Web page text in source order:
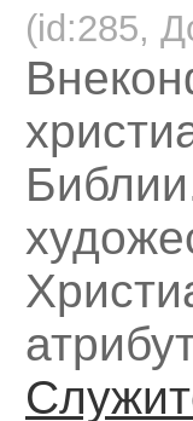
(id:285,